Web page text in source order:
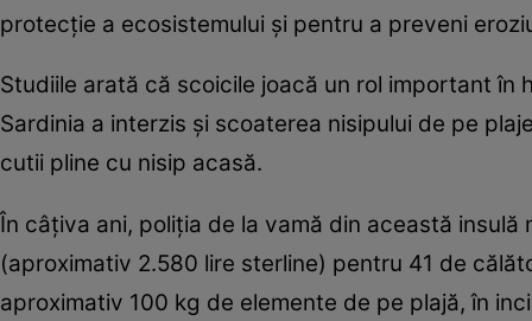
protecție a ecosistemului și pentru a preveni
Studiile arată că scoicile joacă un rol important
Sardinia a interzis și scoaterea nisipului de pe
cutii pline cu nisip acasă.
În câțiva ani, poliția de la vamă din această
(aproximativ 2.580 lire sterline) pentru 41 de
aproximativ 100 kg de elemente de pe plajă, în